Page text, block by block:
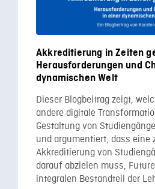
Akkreditierung in Zeiten
Herausforderungen und
dynamischen Welt
Dieser Blogbeitrag zeigt,
andere digitale
Gestaltung von
und argumentiert, dass
Akkreditierung von
darauf abzielen muss,
integralen Bestandteil der